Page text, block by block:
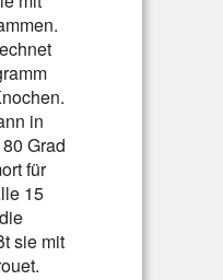
in
Grad
für
15
sie mit